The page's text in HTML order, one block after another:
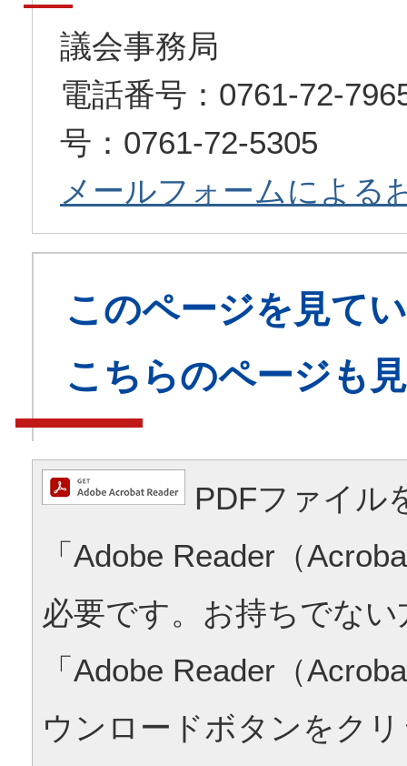
議会事務局
電話番号：0761-72-
号：0761-72-5305
メールフォームによる
このページを見て
こちらのページも
PDFファイル
「Adobe Reader（
必要です。お持ちでな
「Adobe Reader（
ウンロードボタンをク